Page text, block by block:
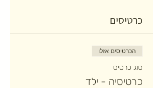
כרטיסים
הכרטיסים אזלו
סוג כרטיס
כרטיסיה - ילד